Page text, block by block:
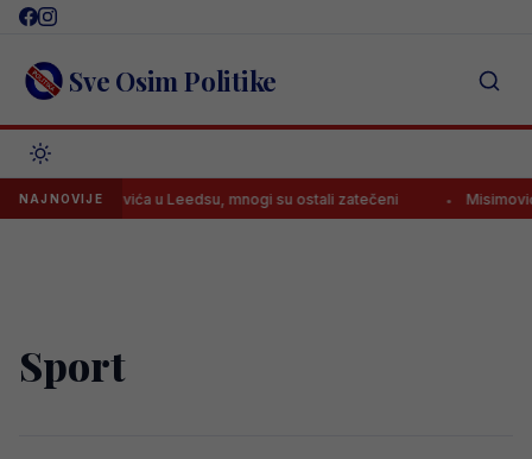
Skip
content Sve Osim Politike
NAJNOVIJE
Muharemovića u Leedsu, mnogi su ostali zatečeni Misimoviću
Sport